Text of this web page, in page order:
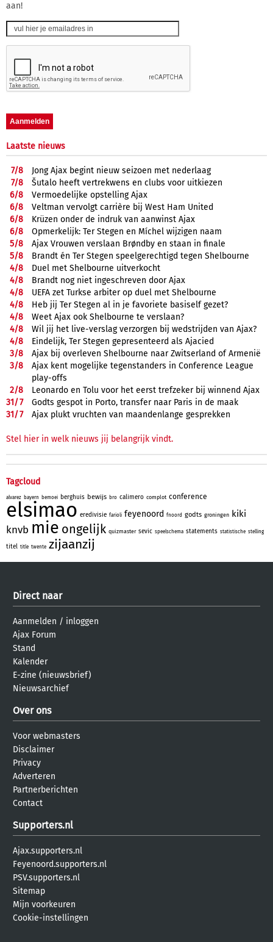
aan!
Laatste nieuws
7/8
Jong Ajax begint nieuw seizoen met nederlaag
7/8
Šutalo heeft vertrekwens en clubs voor uitkiezen
6/8
Vermoedelijke opstelling Ajax
6/8
Veltman vervolgt carrière bij West Ham United
6/8
Krüzen onder de indruk van aanwinst Ajax
6/8
Opmerkelijk: Ter Stegen en Míchel wijzigen naam
5/8
Ajax Vrouwen verslaan Brøndby en staan in finale
5/8
Brandt én Ter Stegen speelgerechtigd tegen Shelbourne
4/8
Duel met Shelbourne uitverkocht
4/8
Brandt nog niet ingeschreven door Ajax
4/8
UEFA zet Turkse arbiter op duel met Shelbourne
4/8
Heb jij Ter Stegen al in je favoriete basiself gezet?
4/8
Weet Ajax ook Shelbourne te verslaan?
4/8
Wil jij het live-verslag verzorgen bij wedstrijden van Ajax?
4/8
Eindelijk, Ter Stegen gepresenteerd als Ajacied
3/8
Ajax bij overleven Shelbourne naar Zwitserland of Armenië
3/8
Ajax kent mogelijke tegenstanders in Conference League
play-offs
2/8
Leonardo en Tolu voor het eerst trefzeker bij winnend Ajax
31/7
Godts gespot in Porto, transfer naar Paris in de maak
31/7 Ajax plukt vruchten van maandenlange gesprekken
Stel hier in welk nieuws jij belangrijk vindt.
Tagcloud
alvarez bayern bemoei berghuis bewijs bro calimero complot conference
elsimao eredivisie farioli feyenoord fnoord godts groningen kiki
knvb mie ongelijk quizmaster sevic speelschema statements statistische stelling
titel title twente zijaanzij
Direct naar
Aanmelden / inloggen
Ajax Forum
Stand
Kalender
E-zine (nieuwsbrief)
Nieuwsarchief
Over ons
Voor webmasters
Disclaimer
Privacy
Adverteren
Partnerberichten
Contact
Supporters.nl
Ajax.supporters.nl
Feyenoord.supporters.nl
PSV.supporters.nl
Sitemap
Mijn voorkeuren
Cookie-instellingen